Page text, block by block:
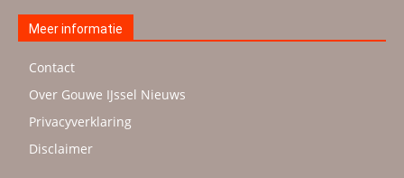
Meer informatie
Contact
Over Gouwe IJssel Nieuws
Privacyverklaring
Disclaimer